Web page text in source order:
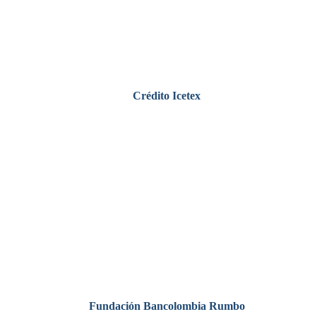
Crédito Icetex
Fundación Bancolombia Rumbo